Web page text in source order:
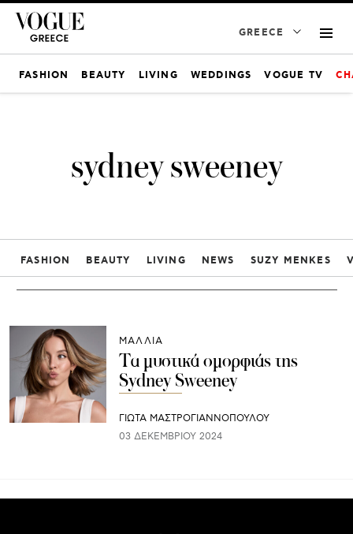
GREECE
FASHION BEAUTY LIVING WEDDINGS VOGUE TV
sydney sweeney
FASHION BEAUTY LIVING NEWS SUZY MENKES
ΜΑΛΛΙΑ
Τα μυστικά ομορφιάς της
Sydney Sweeney
ΓΙΩΤΑ ΜΑΣΤΡΟΓΙΑΝΝΟΠΟΥΛΟΥ
03 ΔΕΚΕΜΒΡΊΟΥ 2024